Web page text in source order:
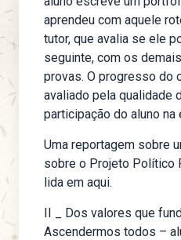
aprendeu com aquele
tutor, que avalia se ele
seguinte, com os
provas. O progresso do
avaliado pela qualidade
participação do aluno na
Uma reportagem sobre
sobre o Projeto Político
lida em aqui.
II _ Dos valores que
Ascendermos todos –